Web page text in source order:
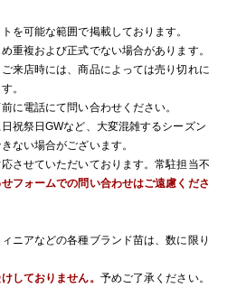
を可能な範囲で掲載しております。
重複および正式でない場合があります。
来店時には、商品によっては売り切れに
。
に電話にて問い合わせください。
祝祭日GWなど、大変混雑するシーズン
ない場合がございます。
させていただいております。常駐担当不
フォームでの問い合わせはご遠慮くださ
ニアなどの各種ブランド苗は、数に限り
しておりません。 予めご了承ください。